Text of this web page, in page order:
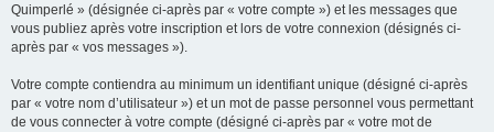
Quimperlé » (désignée ci-après par « votre compte ») et les messages que
vous publiez après votre inscription et lors de votre connexion (désignés ci-
après par « vos messages »).
Votre compte contiendra au minimum un identifiant unique (désigné ci-après
par « votre nom d’utilisateur ») et un mot de passe personnel vous permettant
de vous connecter à votre compte (désigné ci-après par « votre mot de